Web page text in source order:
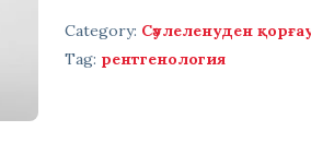
Category: Сәулеленуден
Tag: рентгенология